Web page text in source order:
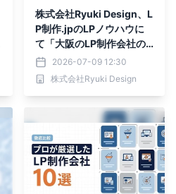
株式会社Ryuki Design、L
P制作.jpのLPノウハウに
て「大阪のLP制作会社の
選び方」を解説する記事を
公開
2026-07-09 12:30
株式会社Ryuki Design